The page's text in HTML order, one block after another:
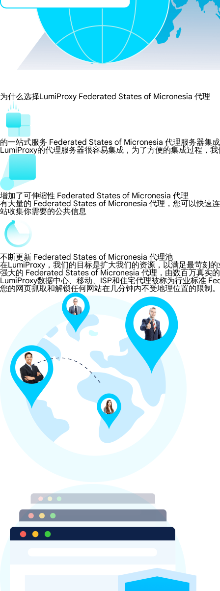
为什么选择LumiProxy Federated States of Micronesia 代理
的一站式服务 Federated States of Micronesia 代理服务器集成
LumiProxy的代理服务器很容易集成，为了方便的集成过程，
增加了可伸缩性 Federated States of Micronesia 代理
有大量的 Federated States of Micronesia 代理，您可以快速
站收集你需要的公共信息
不断更新 Federated States of Micronesia 代理池
在LumiProxy，我们的目标是扩大我们的资源，以满足最苛刻
强大的 Federated States of Micronesia 代理，由数百万真实
LumiProxy数据中心、移动、ISP和住宅代理被称为行业标准
您的网页抓取和解锁任何网站在几分钟内不受地理位置的限